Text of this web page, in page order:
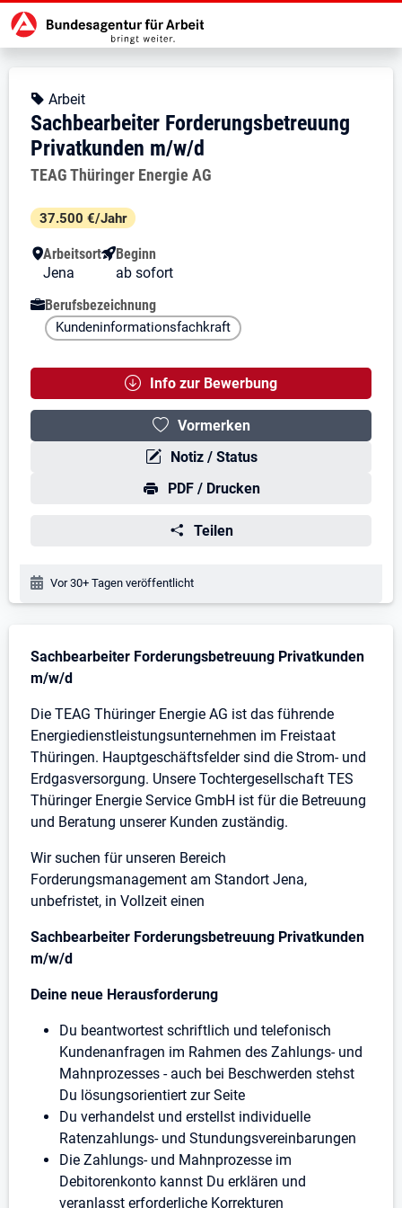
Zur Jobsuche Startseite
Stellendetails zu:
Sachbearbeiter
Sachbearbeiter
Kopfbereich
Angebotsart:
Arbeit
Sachbearbeiter Forderungsbetreuung
Privatkunden m/w/d
Arbeitgeber:
TEAG Thüringer Energie AG
Besondere Merkmale
37.500 €/Jahr
Arbeitsort
Jena
Beginn
ab sofort
Berufsbezeichnung
Kundeninformationsfachkraft
Info zur Bewerbung
Vormerken
Notiz / Status
PDF / Drucken
Teilen
Veröffentlichungsdatum:
Vor 30+ Tagen veröffentlicht
Stellenbeschreibung
Sachbearbeiter Forderungsbetreuung Privatkunden
m/w/d
Die TEAG Thüringer Energie AG ist das führende
Energiedienstleistungsunternehmen im Freistaat
Thüringen. Hauptgeschäftsfelder sind die Strom- und
Erdgasversorgung. Unsere Tochtergesellschaft TES
Thüringer Energie Service GmbH ist für die Betreuung
und Beratung unserer Kunden zuständig.
Wir suchen für unseren Bereich
Forderungsmanagement am Standort Jena,
unbefristet, in Vollzeit einen
Sachbearbeiter Forderungsbetreuung Privatkunden
m/w/d
Deine neue Herausforderung
Du beantwortest schriftlich und telefonisch
Kundenanfragen im Rahmen des Zahlungs- und
Mahnprozesses - auch bei Beschwerden stehst
Du lösungsorientiert zur Seite
Du verhandelst und erstellst individuelle
Ratenzahlungs- und Stundungsvereinbarungen
Die Zahlungs- und Mahnprozesse im
Debitorenkonto kannst Du erklären und
veranlasst erforderliche Korrekturen